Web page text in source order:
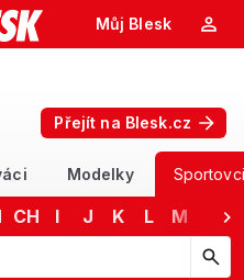
Můj Blesk
Přejít na Blesk.cz
Modelky Sportovci
CH I J K L M
nahoru procházejte návrhy,